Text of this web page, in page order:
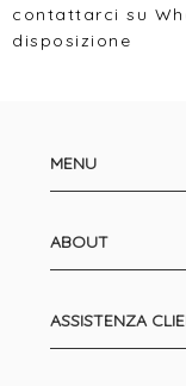
contattarci su
disposizione
MENU
ABOUT
ASSISTENZA